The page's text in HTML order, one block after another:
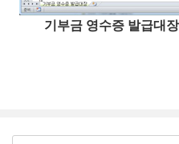
기부금 영수증 발급대